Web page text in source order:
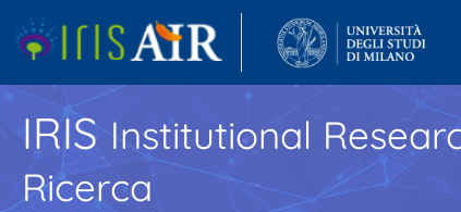
IRISInstitutional
Ricerca